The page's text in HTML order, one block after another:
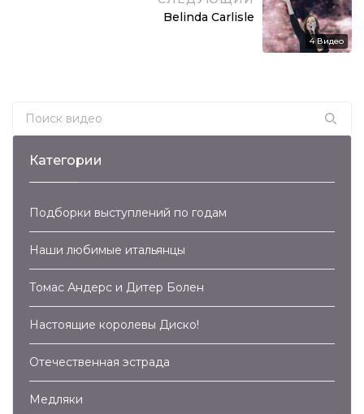
Belinda Carlisle
4Видео
Search for:
Категории
Подборки выступлений по годам
Наши любимые итальянцы
Томас Андерс и Дитер Болен
Настоящие королевы Диско!
Отечественная эстрада
Медляки